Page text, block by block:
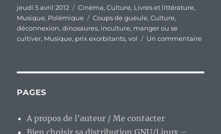
Publié
le
jeudi 5 avril 2012 Catégories
Cinéma,Culture, Livres et littérature,
Musique, Polémique Étiquettes
Coups de gueule,Culture,
déconnexion,dinosaures, inculture, manger ou se
cultiver, Musique, prix exorbitants,vol Un commentairesur
PAGES
A propos de l’auteur / Me contacter